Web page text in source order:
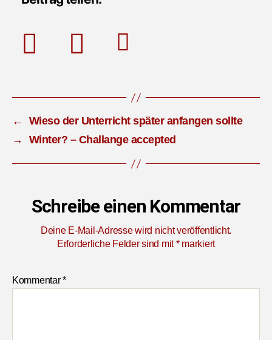
←
Wieso der Unterricht später anfangen sollte
→
Winter? – Challange accepted
Schreibe einen Kommentar
Deine E-Mail-Adresse wird nicht veröffentlicht.
Erforderliche Felder sind mit*markiert
Kommentar*